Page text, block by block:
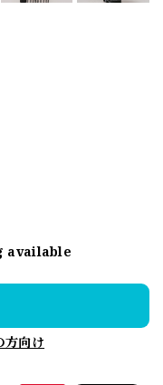
available
方向け